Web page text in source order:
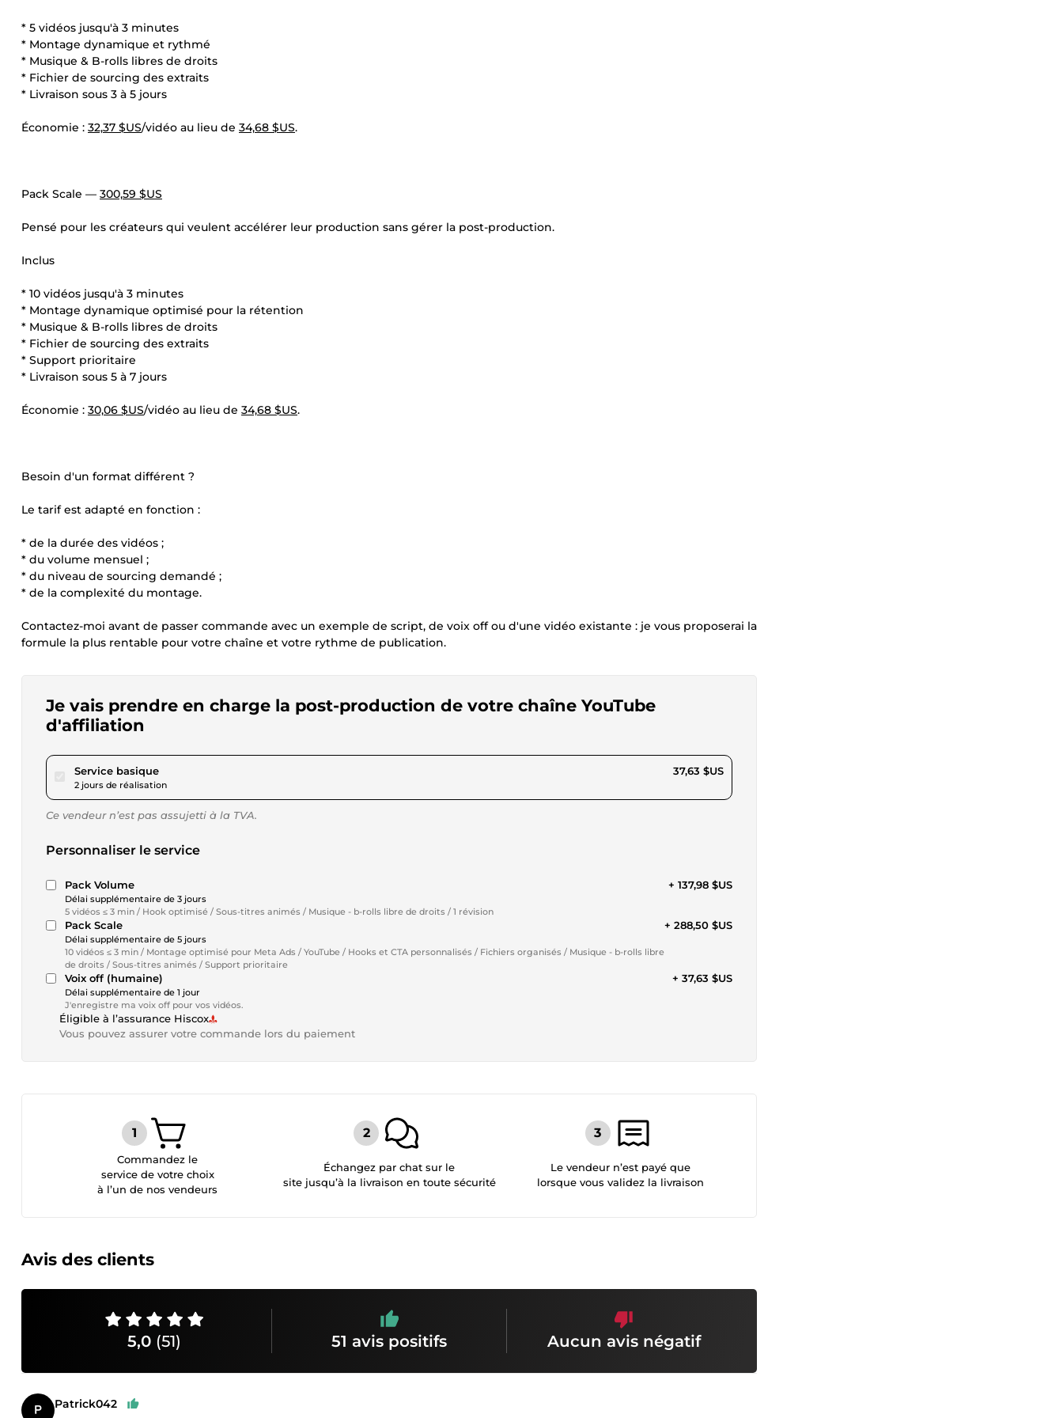
* 5 vidéos jusqu'à 3 minutes
* Montage dynamique et rythmé
* Musique & B-rolls libres de droits
* Fichier de sourcing des extraits
* Livraison sous 3 à 5 jours
Économie : 32,37 $US/vidéo au lieu de 34,68 $US.
Pack Scale — 300,59 $US
Pensé pour les créateurs qui veulent accélérer leur production sans gérer la post-production.
Inclus
* 10 vidéos jusqu'à 3 minutes
* Montage dynamique optimisé pour la rétention
* Musique & B-rolls libres de droits
* Fichier de sourcing des extraits
* Support prioritaire
* Livraison sous 5 à 7 jours
Économie : 30,06 $US/vidéo au lieu de 34,68 $US.
Besoin d'un format différent ?
Le tarif est adapté en fonction :
* de la durée des vidéos ;
* du volume mensuel ;
* du niveau de sourcing demandé ;
* de la complexité du montage.
Contactez-moi avant de passer commande avec un exemple de script, de voix off ou d'une vidéo existante : je vous proposerai la
formule la plus rentable pour votre chaîne et votre rythme de publication.
Je vais prendre en charge la post-production de votre chaîne YouTube
d'affiliation
Service basiquepour 34,68 $US
2 jours de réalisation
37,63 $US
Ce vendeur n’est pas assujetti à la TVA.
Personnaliser le service
Pack Volume
Délai supplémentaire de 3 jours
5 vidéos ≤ 3 min / Hook optimisé / Sous-titres animés / Musique - b-rolls libre de droits / 1 révision
+ 137,98 $US
Pack Scale
Délai supplémentaire de 5 jours
10 vidéos ≤ 3 min / Montage optimisé pour Meta Ads / YouTube / Hooks et CTA personnalisés / Fichiers organisés / Musique - b-rolls libre
de droits / Sous-titres animés / Support prioritaire
+ 288,50 $US
Voix off (humaine)
Délai supplémentaire de 1 jour
J'enregistre ma voix off pour vos vidéos.
+ 37,63 $US
Éligible à l’assurance Hiscox
Vous pouvez assurer votre commande lors du paiement
Commandez le
service de votre choix
à l’un de nos vendeurs
Échangez par chat sur le
site jusqu’à la livraison en toute sécurité
Le vendeur n’est payé que
lorsque vous validez la livraison
Avis des clients
5,0 (51) 51 avis positifs Aucun avis négatif
Patrick042